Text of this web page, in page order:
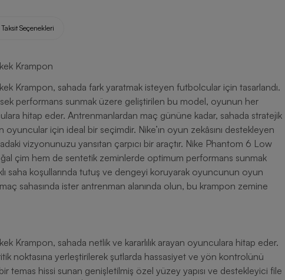
Taksit Seçenekleri
Krampon
Krampon, sahada fark yaratmak isteyen futbolcular için tasarlandı.
performans sunmak üzere geliştirilen bu model, oyunun her
hitap eder. Antrenmanlardan maç gününe kadar, sahada stratejik
için ideal bir seçimdir. Nike’ın oyun zekâsını destekleyen
vizyonunuzu yansıtan çarpıcı bir araçtır. Nike Phantom 6 Low
çim hem de sentetik zeminlerde optimum performans sunmak
saha koşullarında tutuş ve dengeyi koruyarak oyuncunun oyun
sahasında ister antrenman alanında olun, bu krampon zemine
Krampon, sahada netlik ve kararlılık arayan oyunculara hitap eder.
noktasına yerleştirilerek şutlarda hassasiyet ve yön kontrolünü
temas hissi sunan genişletilmiş özel yüzey yapısı ve destekleyici file